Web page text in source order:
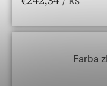
Farba